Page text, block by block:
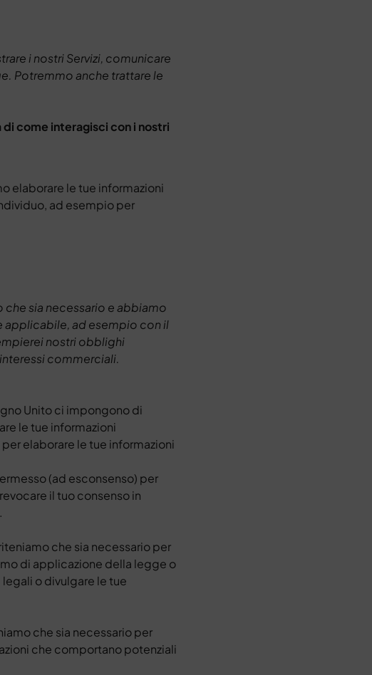
i nostri Servizi, comunicare
Potremmo anche trattare le
come interagisci con i nostri
elaborare le tue informazioni
ad esempio per
sia necessario e abbiamo
applicabile, ad esempio con il
nostri obblighi
commerciali.
Unito ci impongono di
le tue informazioni
elaborare le tue informazioni
(ad esconsenso) per
il tuo consenso in
.
che sia necessario per
di applicazione della legge o
o divulgare le tue
che sia necessario per
che comportano potenziali